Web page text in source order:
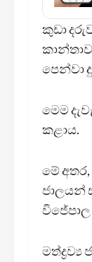
කුඩා
පෙන්වා
මෙම
කළාය.
මේ
ජාලයන්